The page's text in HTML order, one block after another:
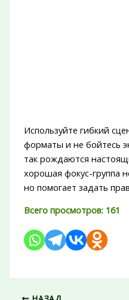
Используйте гибкий
форматы и не бойтесь
так рождаются
хорошая фокус-группа
но помогает задать
Всего просмотров: 161